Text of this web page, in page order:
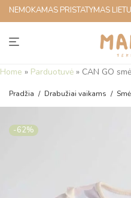
NEMOKAMAS PRISTATYMAS
Home » Parduotuvė » CAN GO
Pradžia / Drabužiai vaikams /
-62%